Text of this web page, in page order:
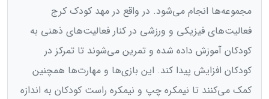
مجموعه‌ها انجام می‌شود. در واقع در مهد کودک کرج
فعالیت‌های فیزیکی و ورزشی در کنار فعالیت‌های ذهنی به
کودکان آموزش داده شده و تمرین می‌شوند تا تمرکز در
کودکان افزایش پیدا کند. این بازی‌ها و مهارت‌ها همچنین
کمک می‌کنند تا نیمکره چپ و نیمکره راست کودکان به اندازه